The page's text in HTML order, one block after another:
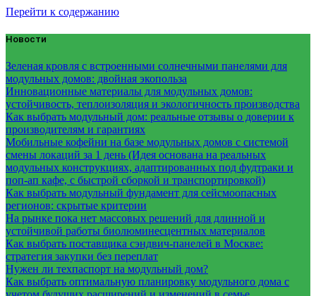
Перейти к содержанию
Новости
Зеленая кровля с встроенными солнечными панелями для
модульных домов: двойная экопольза
Инновационные материалы для модульных домов:
устойчивость, теплоизоляция и экологичность производства
Как выбрать модульный дом: реальные отзывы о доверии к
производителям и гарантиях
Мобильные кофейни на базе модульных домов с системой
смены локаций за 1 день (Идея основана на реальных
модульных конструкциях, адаптированных под фудтраки и
поп-ап кафе, с быстрой сборкой и транспортировкой)
Как выбрать модульный фундамент для сейсмоопасных
регионов: скрытые критерии
На рынке пока нет массовых решений для длинной и
устойчивой работы биолюминесцентных материалов
Как выбрать поставщика сэндвич-панелей в Москве:
стратегия закупки без переплат
Нужен ли техпаспорт на модульный дом?
Как выбрать оптимальную планировку модульного дома с